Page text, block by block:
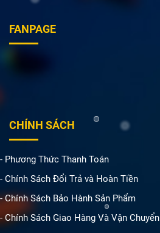
FANPAGE
CHÍNH SÁCH
- Phương Thức Thanh Toán
- Chính Sách Đổi Trả và Hoàn Tiền
- Chính Sách Bảo Hành Sản Phẩm
- Chính Sách Giao Hàng Và Vận Chuyển